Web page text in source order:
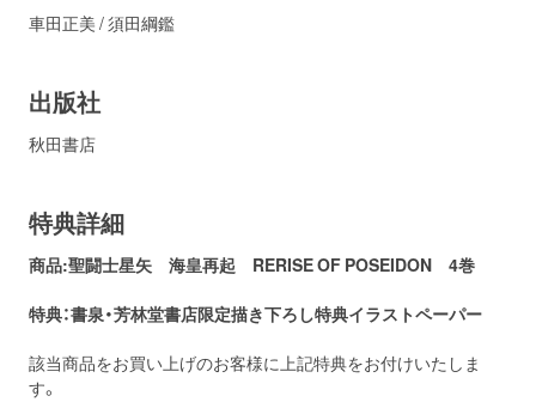
車田正美 / 須田綱鑑
出版社
秋田書店
特典詳細
商品:聖闘士星矢 海皇再起 RERISE OF POSEIDON 4巻
特典：書泉・芳林堂書店限定描き下ろし特典イラストペーパー
該当商品をお買い上げのお客様に上記特典をお付けいたしま
す。